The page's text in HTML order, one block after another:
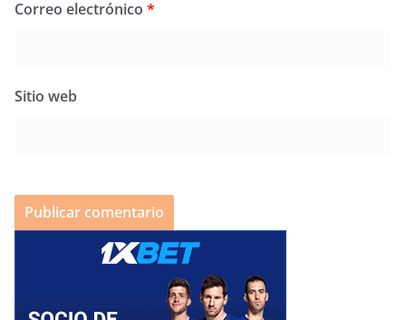
Correo electrónico *
Sitio web